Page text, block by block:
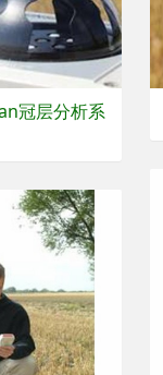
冠层分析系